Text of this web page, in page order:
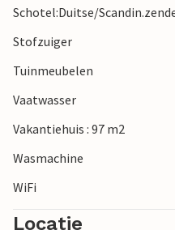
Schotel:Duitse/
Stofzuiger
Tuinmeubelen
Vaatwasser
Vakantiehuis : 97 m2
Wasmachine
WiFi
Locatie